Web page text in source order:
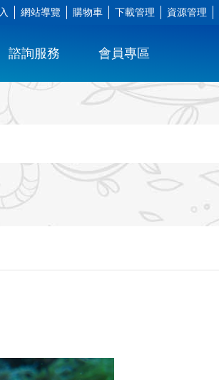
網站導覽 購物車 下載管理 資源管理
諮詢服務 會員專區